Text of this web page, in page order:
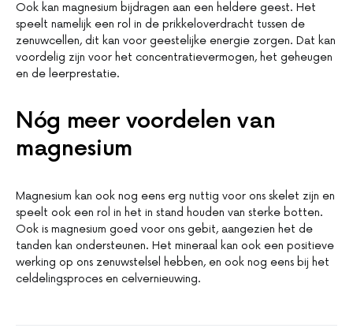
Ook kan magnesium bijdragen aan een heldere geest. Het
speelt namelijk een rol in de prikkeloverdracht tussen de
zenuwcellen, dit kan voor geestelijke energie zorgen. Dat kan
voordelig zijn voor het concentratievermogen, het geheugen
en de leerprestatie.
Nóg meer voordelen van
magnesium
Magnesium kan ook nog eens erg nuttig voor ons skelet zijn en
speelt ook een rol in het in stand houden van sterke botten.
Ook is magnesium goed voor ons gebit, aangezien het de
tanden kan ondersteunen. Het mineraal kan ook een positieve
werking op ons zenuwstelsel hebben, en ook nog eens bij het
celdelingsproces en celvernieuwing.